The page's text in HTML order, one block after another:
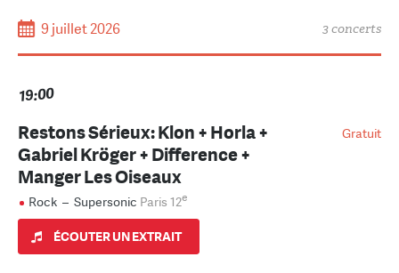
9 juillet 2026 3 concerts
19:00
Gratuit
Restons Sérieux: Klon + Horla +
Gabriel Kröger + Difference +
Manger Les Oiseaux
Rock – Supersonic Paris 12e
ÉCOUTER UN EXTRAIT